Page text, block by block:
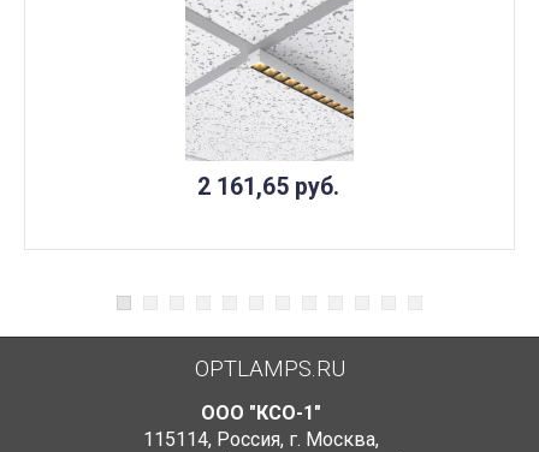
2 161,65 руб.
OPTLAMPS.RU
ООО "КСО-1"
115114, Россия, г. Москва,